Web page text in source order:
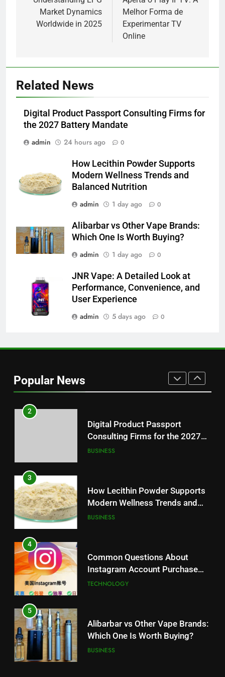
Market Dynamics
Worldwide in 2025
Melhor Forma de
Experimentar TV
Online
Related News
Digital Product Passport Consulting Firms for
the 2027 Battery Mandate
admin
24 hours ago 0
How Lecithin Powder Supports
Modern Wellness Trends and
Balanced Nutrition
admin
1 day ago 0
Alibarbar vs Other Vape Brands:
Which One Is Worth Buying?
admin
1 day ago 0
JNR Vape: A Detailed Look at
Performance, Convenience, and
User Experience
admin
5 days ago 0
Popular News
Alibarbar vs Other Vape Brands:
BUSINESS
6
JNR Vape: A Detailed Look at
Performance, Convenience, and
User Experience
BUSINESS
Hahanews: How Modern Digital
Features Are Making News
NEWS
Why Hahanews Has Become an
Essential News Platform for
Modern Readers
NEWS
Loss: A Guide to Understanding
Reliable Wellness Information
2
Digital Product Passport
Consulting Firms for the 2027
Battery Mandate
BUSINESS
3
How Lecithin Powder Supports
Modern Wellness Trends and
Balanced Nutrition
BUSINESS
4
Common Questions About
Instagram Account Purchase
and Market Development
TECHNOLOGY
5
Alibarbar vs Other Vape Brands:
Which One Is Worth Buying?
BUSINESS